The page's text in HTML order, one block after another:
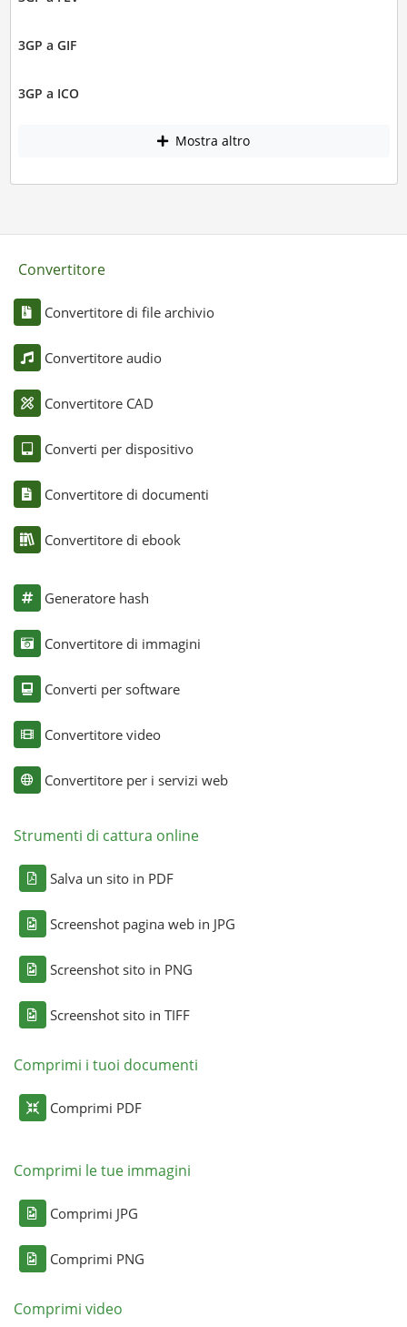
3GP a GIF
3GP a ICO
Mostra altro
Convertitore
Convertitore di file archivio
Convertitore audio
Convertitore CAD
Converti per dispositivo
Convertitore di documenti
Convertitore di ebook
Generatore hash
Convertitore di immagini
Converti per software
Convertitore video
Convertitore per i servizi web
Strumenti di cattura online
Salva un sito in PDF
Screenshot pagina web in JPG
Screenshot sito in PNG
Screenshot sito in TIFF
Comprimi i tuoi documenti
Comprimi PDF
Comprimi le tue immagini
Comprimi JPG
Comprimi PNG
Comprimi video